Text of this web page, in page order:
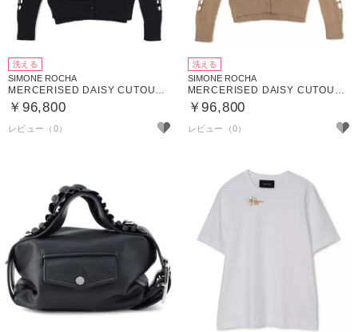
洗える
SIMONE ROCHA
MERCERISED DAISY CUTOUT CARDIGAN W／ DAISY
￥96,800
洗える
SIMONE ROCHA
MERCERISED DAISY CUTOUT CARDIGAN W／ DAISY
￥96,800